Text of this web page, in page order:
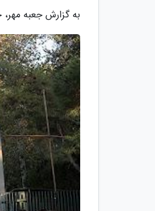
به گزارش جعبه